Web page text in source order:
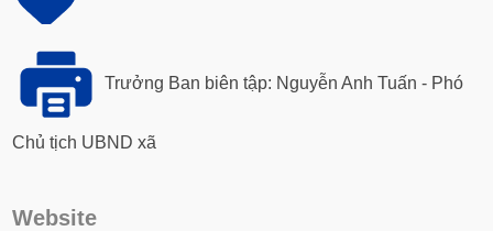
Trưởng Ban biên tập: Nguyễn Anh Tuấn - Phó
Chủ tịch UBND xã
Website